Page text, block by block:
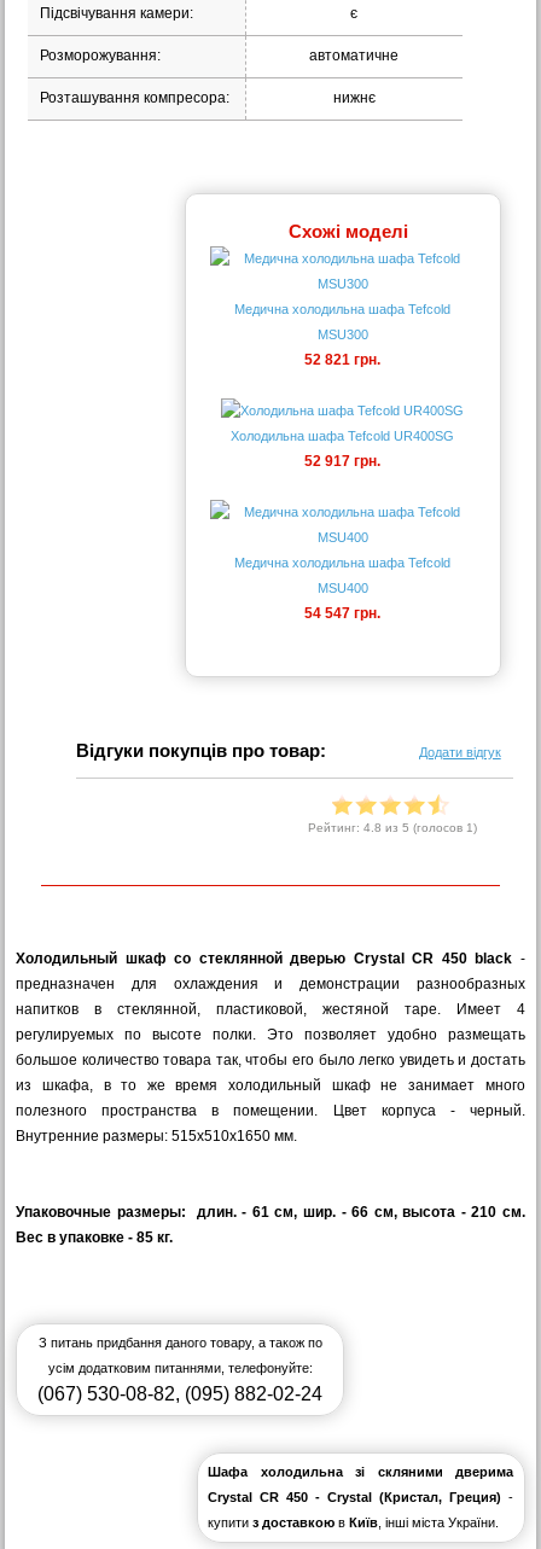
Підсвічування камери: є
Розморожування: автоматичне
Розташування компресора: нижнє
Схожі моделі
Медична холодильна шафа Tefcold
MSU300
52 821 грн.
Холодильна шафа Tefcold UR400SG
52 917 грн.
Медична холодильна шафа Tefcold
MSU400
54 547 грн.
Відгуки покупців про товар: Додати відгук
Рейтинг: 4.8 из 5 (голосов 1)
Холодильный шкаф со стеклянной дверью Crystal CR 450 black -
предназначен для охлаждения и демонстрации разнообразных
напитков в стеклянной, пластиковой, жестяной таре. Имеет 4
регулируемых по высоте полки. Это позволяет удобно размещать
большое количество товара так, чтобы его было легко увидеть и достать
из шкафа, в то же время холодильный шкаф не занимает много
полезного пространства в помещении. Цвет корпуса - черный.
Внутренние размеры: 515х510х1650 мм.
Упаковочные размеры: длин. - 61 см, шир. - 66 см, высота - 210 см.
Вес в упаковке - 85 кг.
З питань придбання даного товару, а також по
усім додатковим питаннями, телефонуйте:
(067) 530-08-82, (095) 882-02-24
Шафа холодильна зі скляними дверима
Crystal CR 450 - Crystal (Кристал, Греция)-
купитиз доставкою вКиїв , інші міста України.